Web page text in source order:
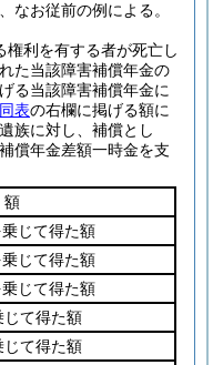
なお従前の例による。
権利を有する者が死亡し
た当該障害補償年金の
る当該障害補償年金に
同表の右欄に掲げる額に
族に対し、補償とし
償年金差額一時金を支
額
じて得た額
じて得た額
じて得た額
て得た額
て得た額